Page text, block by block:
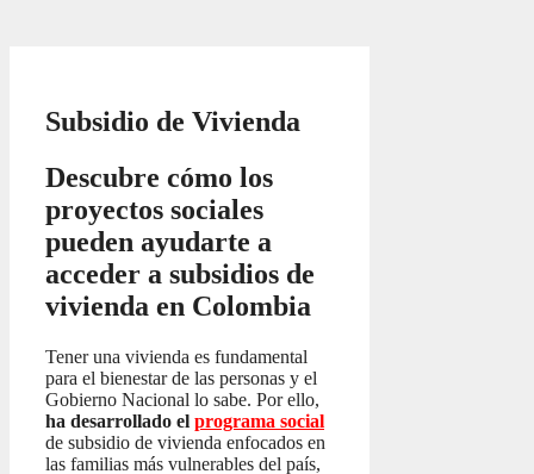
Subsidio de Vivienda
Descubre cómo los
proyectos sociales
pueden ayudarte a
acceder a subsidios de
vivienda en Colombia
Tener una vivienda es fundamental
para el bienestar de las personas y el
Gobierno Nacional lo sabe. Por ello,
ha desarrollado el programa social
de subsidio de vivienda enfocados en
las familias más vulnerables del país,